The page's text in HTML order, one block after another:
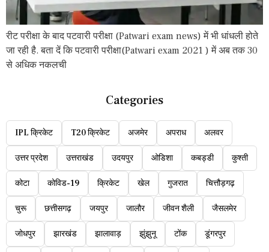
रीट परीक्षा के बाद पटवारी परीक्षा (Patwari exam news) में भी धांधली होते
जा रही है. बता दें कि पटवारी परीक्षा(Patwari exam 2021 ) में अब तक 30
से अधिक नकलची
Categories
IPL क्रिकेट T20 क्रिकेट अजमेर अपराध अलवर
उत्तर प्रदेश उत्तराखंड उदयपुर ओडिशा कबड्डी कुश्ती
कोटा कोविड-19 क्रिकेट खेल गुजरात चित्तौड़गढ़
चुरू छत्तीसगढ़ जयपुर जालौर जीवन शैली जैसलमेर
जोधपुर झारखंड झालावाड़ झुंझुनू टोंक डूंगरपुर